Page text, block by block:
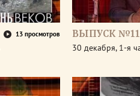
13 просмотров ВЫПУСК
30 декабря, 1-я